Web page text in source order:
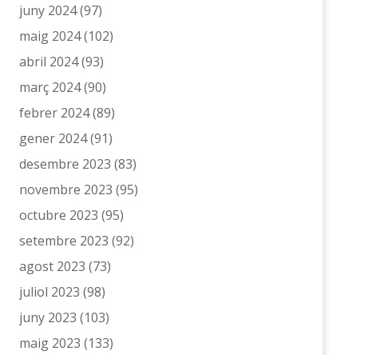
juny 2024(97)
maig 2024(102)
abril 2024(93)
març 2024(90)
febrer 2024(89)
gener 2024(91)
desembre 2023 (83)
novembre 2023 (95)
octubre 2023 (95)
setembre 2023 (92)
agost 2023 (73)
juliol 2023 (98)
juny 2023 (103)
maig 2023 (133)